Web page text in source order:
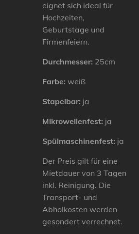
eignet sich ideal für
Hochzeiten,
Geburtstage und
Firmenfeiern.
Durchmesser: 25cm
Farbe: weiß
Stapelbar: ja
Mikrowellenfest: ja
Spülmaschinenfest: ja
Der Preis gilt für eine
Mietdauer von 3 Tagen
inkl. Reinigung. Die
Transport- und
Abholkosten werden
gesondert verrechnet.